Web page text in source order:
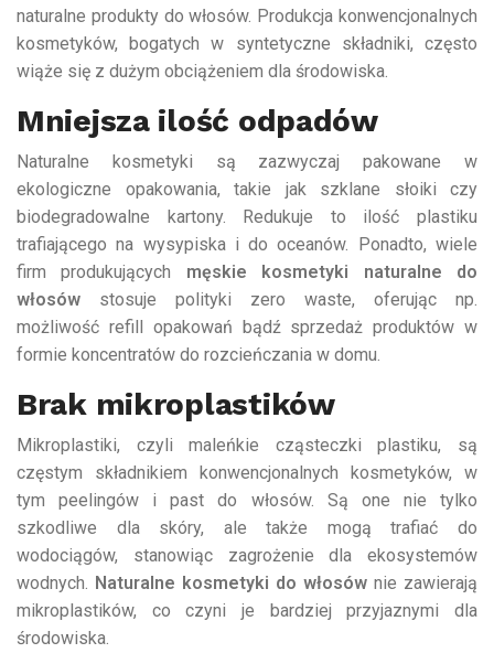
naturalne produkty do włosów. Produkcja konwencjonalnych
kosmetyków, bogatych w syntetyczne składniki, często
wiąże się z dużym obciążeniem dla środowiska.
Mniejsza ilość odpadów
Naturalne kosmetyki są zazwyczaj pakowane w
ekologiczne opakowania, takie jak szklane słoiki czy
biodegradowalne kartony. Redukuje to ilość plastiku
trafiającego na wysypiska i do oceanów. Ponadto, wiele
firm produkujących męskie kosmetyki naturalne do
włosów stosuje polityki zero waste, oferując np.
możliwość refill opakowań bądź sprzedaż produktów w
formie koncentratów do rozcieńczania w domu.
Brak mikroplastików
Mikroplastiki, czyli maleńkie cząsteczki plastiku, są
częstym składnikiem konwencjonalnych kosmetyków, w
tym peelingów i past do włosów. Są one nie tylko
szkodliwe dla skóry, ale także mogą trafiać do
wodociągów, stanowiąc zagrożenie dla ekosystemów
wodnych. Naturalne kosmetyki do włosów nie zawierają
mikroplastików, co czyni je bardziej przyjaznymi dla
środowiska.